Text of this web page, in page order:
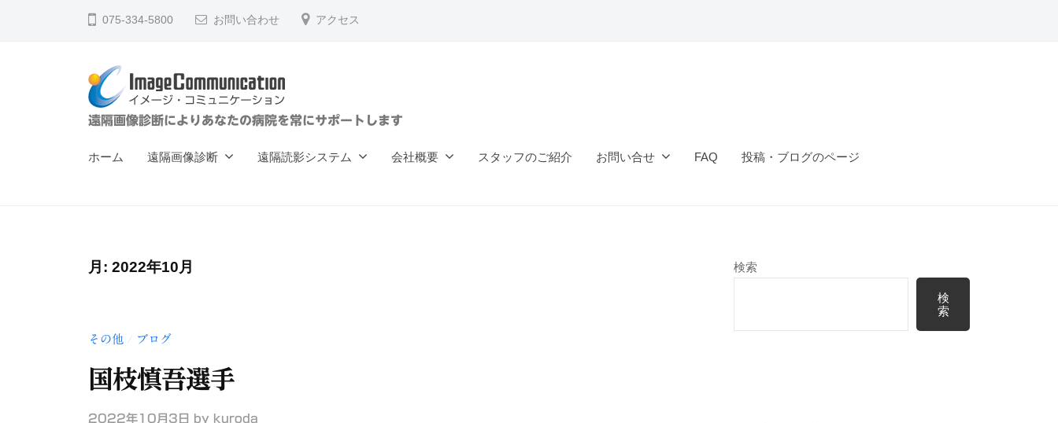
075-334-5800 お問い合わせ アクセス
イ
ミ
ー
遠隔画像診断によりあなたの病院を常にサポートします
ホーム 遠隔画像診断 遠隔読影システム 会社概要 スタッフのご紹介 お問い合せ FAQ 投稿・ブログのページ
月: 2022年10月
その他 ブログ
国枝慎吾選手
2022年10月3日 by kuroda
検索
検
索
ジ
ミ
ュ
ケ
（